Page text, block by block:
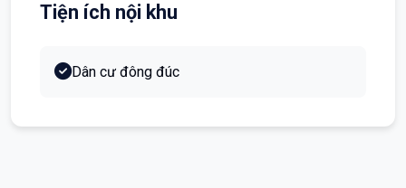
Tiện ích nội khu
Dân cư đông đúc